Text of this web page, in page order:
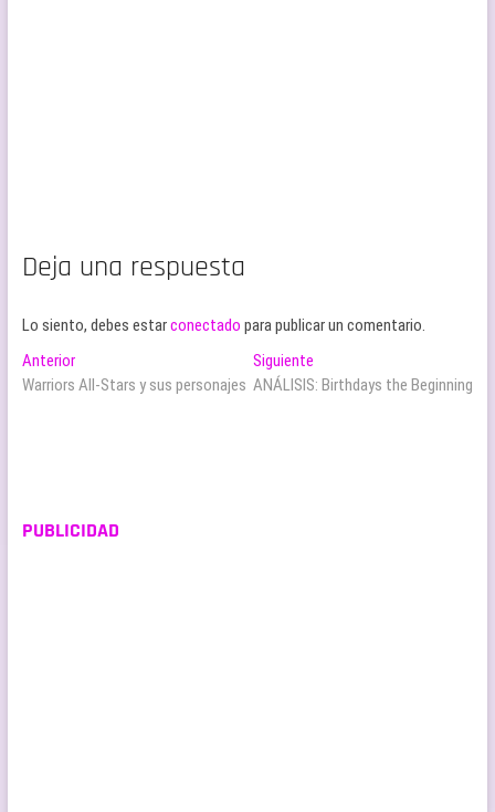
Deja una respuesta
Lo siento, debes estarconectado para publicar un comentario.
Navegación
de
AnteriorEntrada
anterior:
Warriors All-Stars y sus personajes
Siguiente
siguiente:
ANÁLISIS: Birthdays the Beginning
PUBLICIDAD